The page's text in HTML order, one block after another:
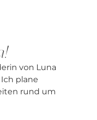
von Luna
plane
rund um